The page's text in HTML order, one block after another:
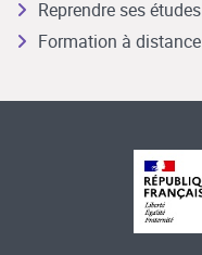
Reprendre ses études
Formation à distance